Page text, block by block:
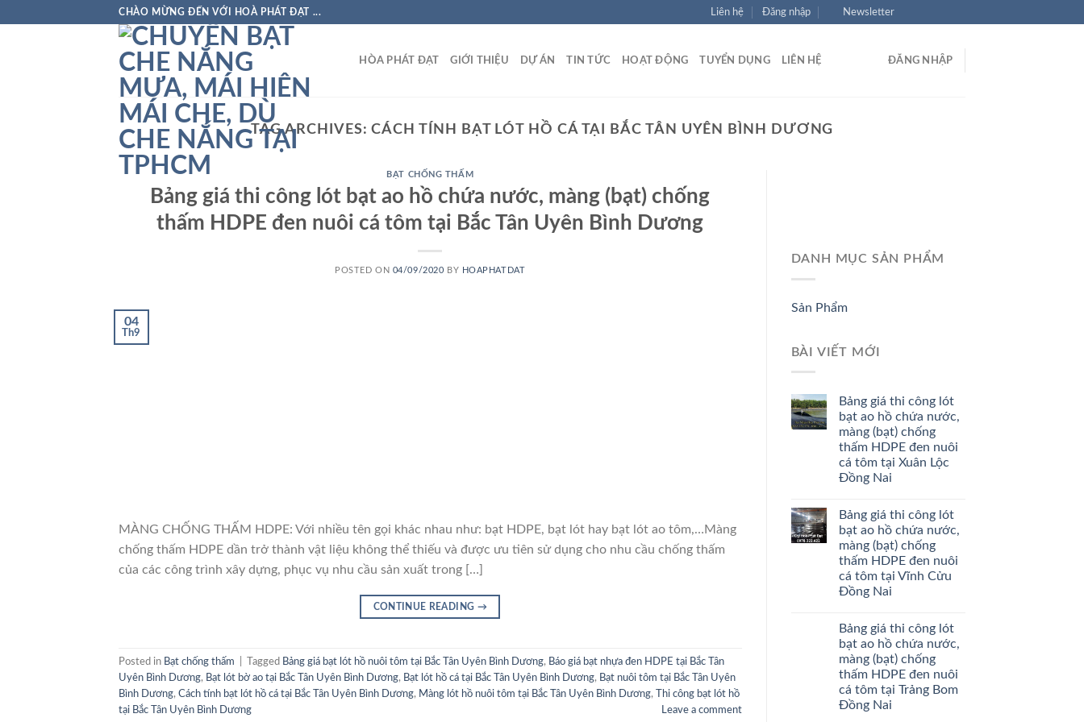
CHÀO MỪNG ĐẾN VỚI HOÀ PHÁT ĐẠT ... Liên hệ Đăng nhập Newsletter
HÒA PHÁT ĐẠT GIỚI THIỆU DỰ ÁN TIN TỨC HOẠT ĐỘNG TUYỂN DỤNG LIÊN HỆ ĐĂNG NHẬP
TAG ARCHIVES:CÁCH TÍNH BẠT LÓT HỒ CÁ TẠI BẮC TÂN UYÊN BÌNH DƯƠNG
BẠT CHỐNG THẤM
Bảng giá thi công lót bạt ao hồ chứa nước, màng (bạt) chống
thấm HDPE đen nuôi cá tôm tại Bắc Tân Uyên Bình Dương
POSTED ON 04/09/2020 BY HOAPHATDAT
04
Th9
MÀNG CHỐNG THẤM HDPE: Với nhiều tên gọi khác nhau như: bạt HDPE, bạt lót hay bạt lót ao tôm,…Màng
chống thấm HDPE dần trở thành vật liệu không thể thiếu và được ưu tiên sử dụng cho nhu cầu chống thấm
của các công trình xây dựng, phục vụ nhu cầu sản xuất trong […]
CONTINUE READING →
Posted in Bạt chống thấm Tagged Bảng giá bạt lót hồ nuôi tôm tại Bắc Tân Uyên Bình Dương, Báo giá bạt nhựa đen HDPE tại Bắc Tân
Uyên Bình Dương, Bạt lót bờ ao tại Bắc Tân Uyên Bình Dương, Bạt lót hồ cá tại Bắc Tân Uyên Bình Dương, Bạt nuôi tôm tại Bắc Tân Uyên
Bình Dương, Cách tính bạt lót hồ cá tại Bắc Tân Uyên Bình Dương, Màng lót hồ nuôi tôm tại Bắc Tân Uyên Bình Dương,
Thi công bạt lót hồ
tại Bắc Tân Uyên Bình Dương
Leave a comment
DANH MỤC SẢN PHẨM
Sản Phẩm
BÀI VIẾT MỚI
Bảng giá thi công lót
bạt ao hồ chứa nước,
màng (bạt) chống
thấm HDPE đen nuôi
cá tôm tại Xuân Lộc
Đồng Nai
Bảng giá thi công lót
bạt ao hồ chứa nước,
màng (bạt) chống
thấm HDPE đen nuôi
cá tôm tại Vĩnh Cửu
Đồng Nai
Bảng giá thi công lót
bạt ao hồ chứa nước,
màng (bạt) chống
thấm HDPE đen nuôi
cá tôm tại Trảng Bom
Đồng Nai